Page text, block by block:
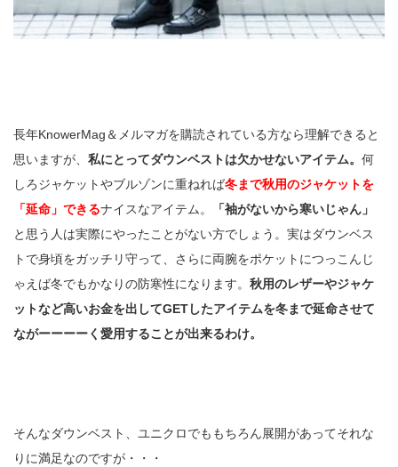
長年KnowerMag＆メルマガを購読されている方なら理解できると
思いますが、 私にとってダウンベストは欠かせないアイテム。 何
しろジャケットやブルゾンに重ねれば冬まで秋用のジャケットを
「延命」できるナイスなアイテム。
「袖がないから寒いじゃん」
と思う人は実際にやったことがない方でしょう。実はダウンベス
トで身頃をガッチリ守って、さらに両腕をポケットにつっこんじ
ゃえば冬でもかなりの防寒性になります。 秋用のレザーやジャケ
ットなど高いお金を出してGETしたアイテムを冬まで延命させて
ながーーーーく愛用することが出来るわけ。
そんなダウンベスト、ユニクロでももちろん展開があってそれな
りに満足なのですが・・・